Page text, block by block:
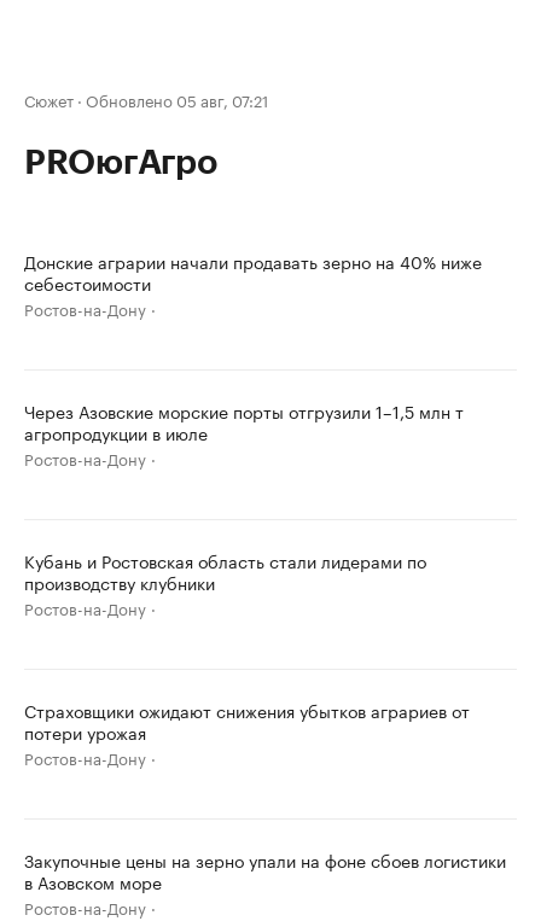
Сюжет · Обновлено 05 авг, 07:21
PROюгАгро
Донские аграрии начали продавать зерно на 40% ниже
себестоимости
Ростов-на-Дону
Через Азовские морские порты отгрузили 1–1,5 млн т
агропродукции в июле
Ростов-на-Дону
Кубань и Ростовская область стали лидерами по
производству клубники
Ростов-на-Дону
Страховщики ожидают снижения убытков аграриев от
потери урожая
Ростов-на-Дону
Закупочные цены на зерно упали на фоне сбоев логистики
в Азовском море
Ростов-на-Дону